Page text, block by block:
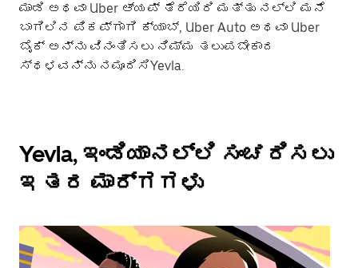
ಮಾಡಿ ಅಥವಾ Uber ಆ್ಯಪ್ ತೆರೆಯಿರಿ ಮತ್ತು ನಲ್ಲಿ ಮನೆ
ಬಾಗಿಲಿನ ಪಿಕಪ್‌ಗಾಗಿ ಕ್ಯಾಬ್, Uber Auto ಅಥವಾ Uber
ಬೈಕ್ ಅನ್ನು ವಿನಂತಿಸಲು ನಿಮ್ಮ ತಲುಪಬೇಕಾದ
ಸ್ಥಳವನ್ನು ನಮೂದಿಸಿYevla.
Yevla, ಇಂಡಿಯಾನಲ್ಲಿ ಸಂಚರಿಸಲು
ಇತರ ಮಾರ್ಗಗಳು